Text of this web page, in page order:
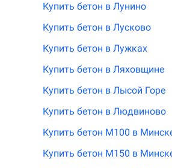
Купить бетон в Лунино
Купить бетон в Лусково
Купить бетон в Лужках
Купить бетон в Ляховщине
Купить бетон в Лысой Горе
Купить бетон в Людвиново
Купить бетон М100 в
Купить бетон М150 в